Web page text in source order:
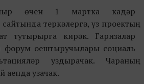
өчен 1 мартка кадәр
теркәлергә, үз проектың
тутырырга кирәк. Гаризалар
форум оештыручылары социаль
уздырачак. Чараның
аенда узачак.